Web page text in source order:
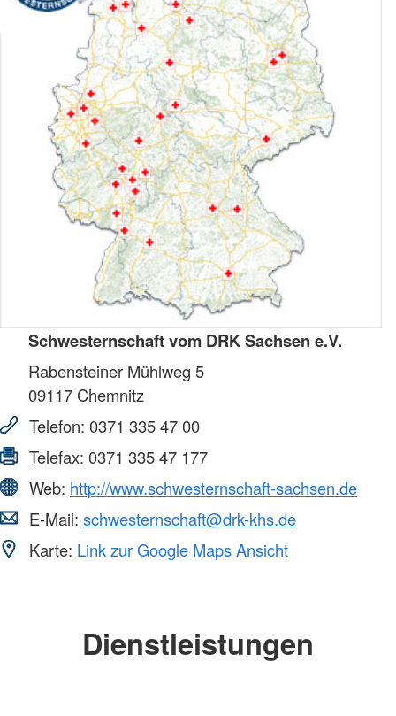
Schwesternschaft vom DRK Sachsen e.V.
Rabensteiner Mühlweg 5
09117 Chemnitz
Telefon: 0371 335 47 00
Telefax: 0371 335 47 177
Web: http://www.schwesternschaft-sachsen.de
E-Mail: schwesternschaft@drk-khs.de
Karte: Link zur Google Maps Ansicht
Dienstleistungen